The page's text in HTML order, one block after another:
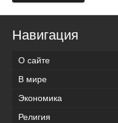
Навигация
О сайте
В мире
Экономика
Религия